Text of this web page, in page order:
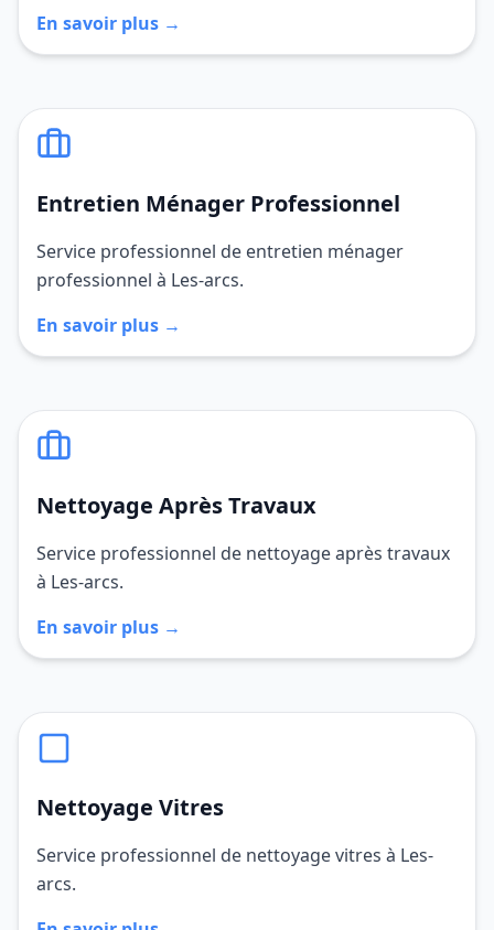
En savoir plus →
Entretien Ménager Professionnel
Service professionnel de entretien ménager
professionnel à Les-arcs.
En savoir plus →
Nettoyage Après Travaux
Service professionnel de nettoyage après travaux
à Les-arcs.
En savoir plus →
Nettoyage Vitres
Service professionnel de nettoyage vitres à Les-
arcs.